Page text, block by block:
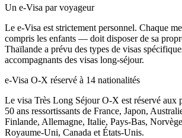
Un e-Visa par voyageur
Le e-Visa est strictement personnel. Chaque
compris les enfants — doit disposer de sa
Thaïlande a prévu des types de visas
accompagnants des visas long-séjour.
e-Visa O-X réservé à 14 nationalités
Le visa Très Long Séjour O-X est réservé aux
50 ans ressortissants de France, Japon,
Finlande, Allemagne, Italie, Pays-Bas,
Royaume-Uni, Canada et États-Unis.